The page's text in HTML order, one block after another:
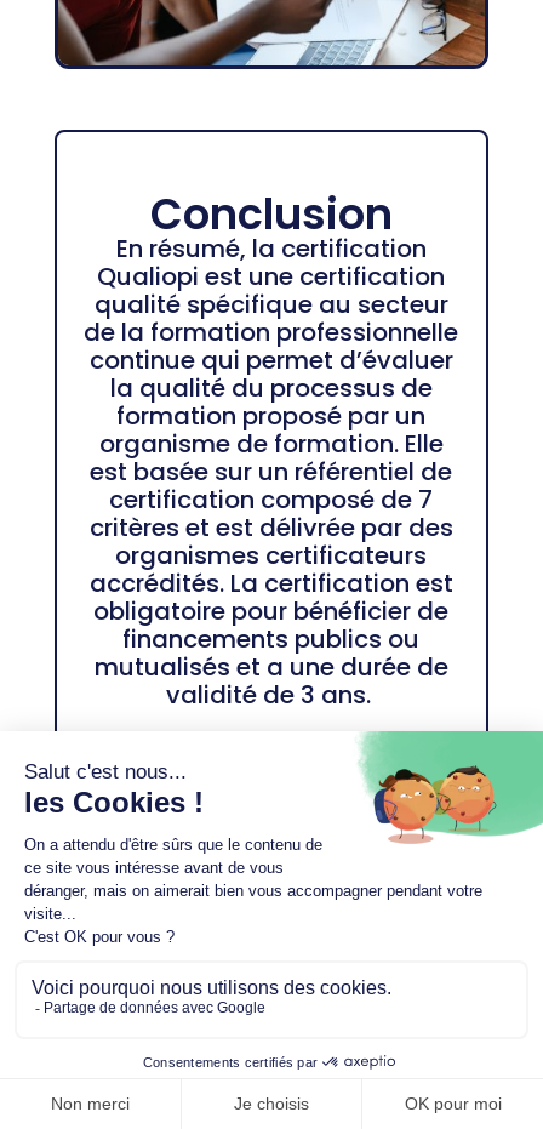
Conclusion
En résumé, la certification
Qualiopi est une certification
qualité spécifique au secteur
de la formation professionnelle
continue qui permet d’évaluer
la qualité du processus de
formation proposé par un
organisme de formation. Elle
est basée sur un référentiel de
certification composé de 7
critères et est délivrée par des
organismes certificateurs
accrédités. La certification est
obligatoire pour bénéficier de
financements publics ou
mutualisés et a une durée de
validité de 3 ans.
La certification obligatoire des
PSDM (Prestataires de
Services et Distributeurs de
Matériel) est spécifique au
métier et couvre tous les
champs d’activité.
Elle vise avant tout, comme
certification, à
l’amélioration de la qualité /
sécurité des prestations
apportées aux patients.